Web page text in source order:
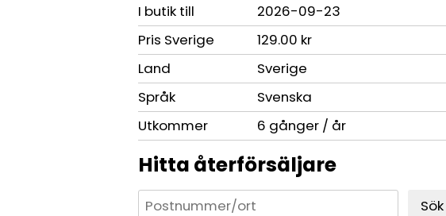
I butik till
2026-09-23
Pris Sverige
129.00 kr
Land
Sverige
Språk
Svenska
Utkommer
6 gånger / år
Hitta återförsäljare
Sök